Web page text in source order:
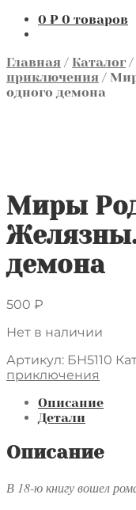
0 ₽ 0 товаров
Главная / Каталог /
приключения /
одного демона
Миры
Желязны.
демона
500 ₽
Нет в наличии
Артикул: БН5110
приключения
Описание
Детали
Описание
В 18-ю книгу вошел